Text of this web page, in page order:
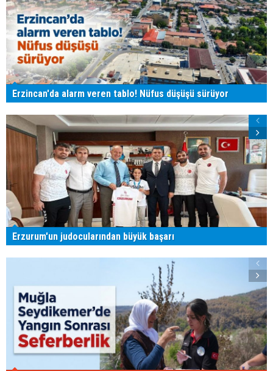
Erzincan'da alarm veren tablo! Nüfus düşüşü sürüyor
Erzurum'un judocularından büyük başarı